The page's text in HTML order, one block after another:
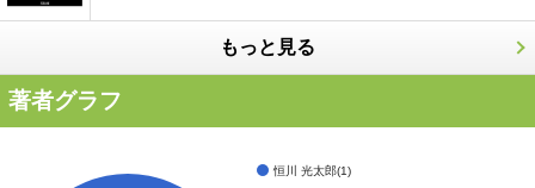
もっと見る
著者グラフ
恒川 光太郎(1)